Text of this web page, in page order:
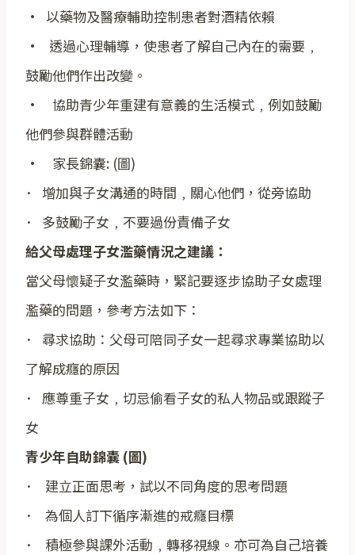
· 以藥物及醫療輔助控制患者對酒精依賴
· 透過心理輔導，使患者了解自己內在的需要﹐
鼓勵他們作出改變。
· 協助青少年重建有意義的生活模式﹐例如鼓勵
他們參與群體活動
· 家長錦囊: (圖)
･ 增加與子女溝通的時間﹐關心他們，從旁協助
･ 多鼓勵子女﹐不要過份責備子女
給父母處理子女濫藥情況之建議：
當父母懷疑子女濫藥時，緊記要逐步協助子女處理
濫藥的問題，參考方法如下：
･ 尋求協助：父母可陪同子女一起尋求專業協助以
了解成癮的原因
･ 應尊重子女﹐切忌偷看子女的私人物品或跟蹤子
女
青少年自助錦囊 (圖)
･ 建立正面思考，試以不同角度的思考問題
･ 為個人訂下循序漸進的戒癮目標
･ 積極參與課外活動﹐轉移視線。亦可為自己培養